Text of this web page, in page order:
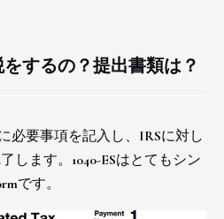
するの？提出書類は？
必要事項を記入し、IRSに対し
します。1040-ESはとてもシン
です。